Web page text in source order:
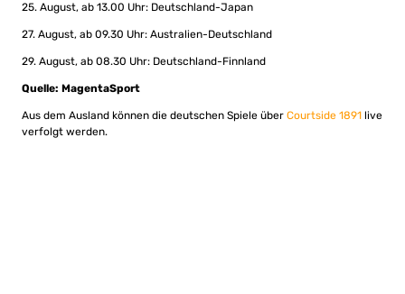
25. August, ab 13.00 Uhr: Deutschland-Japan
27. August, ab 09.30 Uhr: Australien-Deutschland
29. August, ab 08.30 Uhr: Deutschland-Finnland
Quelle: MagentaSport
Aus dem Ausland können die deutschen Spiele über Courtside 1891 live
verfolgt werden.